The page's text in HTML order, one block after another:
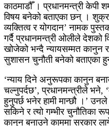
काठमाडौँ । प्रधानमन्त्री केपी
विषय बनेको बताएका छन् ।
व्यक्तित्व र योगदान’ नामक
गर्दै प्रधानमन्त्री ओलीले देशको
खोजेको भन्दै न्यायसम्मत कानुन
सुशासन चुनौती बनेको बताएका
‘न्याय दिने अनुरूपका कानुन
चल्नुपर्दछ’, प्रधानमन्त्रीले
हुनुपर्छ भनेर हामी मान्छौ ।’
सकिने र त्यो गम्भीर चुनौतिका
कानुन बनाउने काममा सरकार